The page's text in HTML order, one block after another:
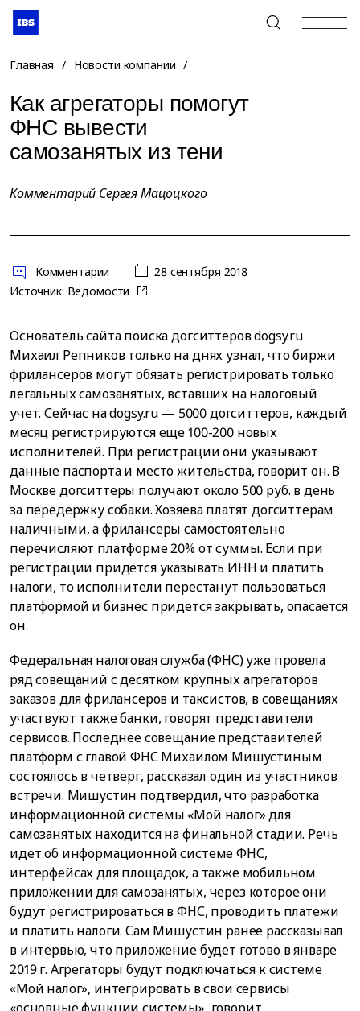
+7 (495) 967-80-80
Главная / Новости компании /
Как агрегаторы помогут
ФНС вывести
самозанятых из тени
Комментарий Сергея Мацоцкого
Комментарии
28 сентября 2018
Источник: Ведомости
Основатель сайта поиска догситтеров dogsy.ru
Михаил Репников только на днях узнал, что биржи
фрилансеров могут обязать регистрировать только
легальных самозанятых, вставших на налоговый
учет. Сейчас на dogsy.ru — 5000 догситтеров, каждый
месяц регистрируются еще 100-200 новых
исполнителей. При регистрации они указывают
данные паспорта и место жительства, говорит он. В
Москве догситтеры получают около 500 руб. в день
за передержку собаки. Хозяева платят догситтерам
наличными, а фрилансеры самостоятельно
перечисляют платформе 20% от суммы. Если при
регистрации придется указывать ИНН и платить
налоги, то исполнители перестанут пользоваться
платформой и бизнес придется закрывать, опасается
он.
Федеральная налоговая служба (ФНС) уже провела
ряд совещаний с десятком крупных агрегаторов
заказов для фрилансеров и таксистов, в совещаниях
участвуют также банки, говорят представители
сервисов. Последнее совещание представителей
платформ с главой ФНС Михаилом Мишустиным
состоялось в четверг, рассказал один из участников
встречи. Мишустин подтвердил, что разработка
информационной системы «Мой налог» для
самозанятых находится на финальной стадии. Речь
идет об информационной системе ФНС,
интерфейсах для площадок, а также мобильном
приложении для самозанятых, через которое они
будут регистрироваться в ФНС, проводить платежи
и платить налоги. Сам Мишустин ранее рассказывал
в интервью, что приложение будет готово в январе
2019 г. Агрегаторы будут подключаться к системе
«Мой налог», интегрировать в свои сервисы